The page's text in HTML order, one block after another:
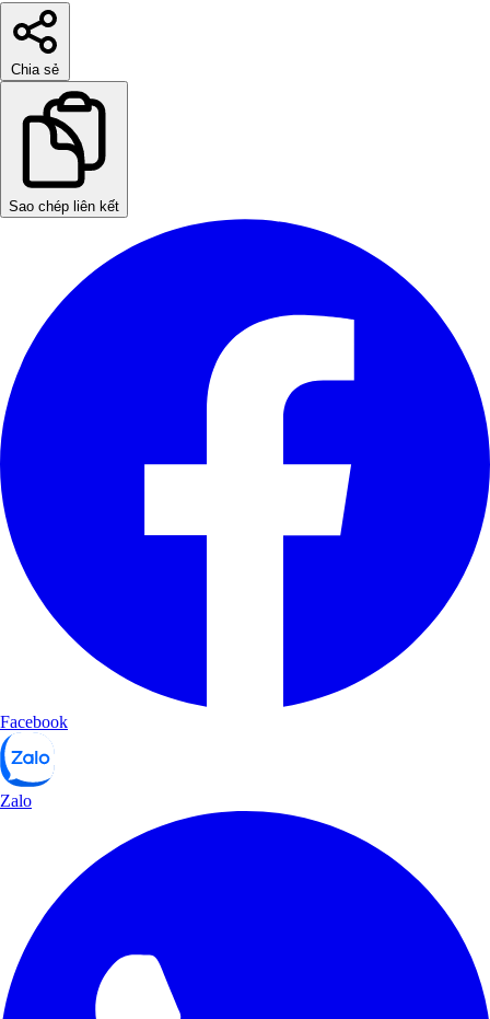
Chia sẻ
Sao chép liên kết
Facebook
Zalo